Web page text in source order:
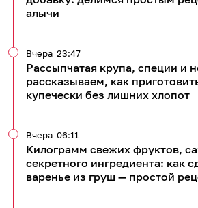
алычи
Рассыпчатая крупа, специи и
рассказываем, как
купечески без лишних хлопот
Вчера 23:47
Килограмм свежих фруктов,
секретного ингредиента: как
варенье из груш — простой
Вчера 06:11